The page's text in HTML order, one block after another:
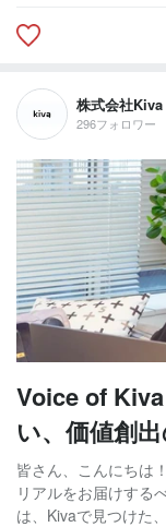
株式会社Kiva
296フォロワー
Voice of
い、価値創
皆さん、こんにちは
リアルをお届けする
は、Kivaで見つけた